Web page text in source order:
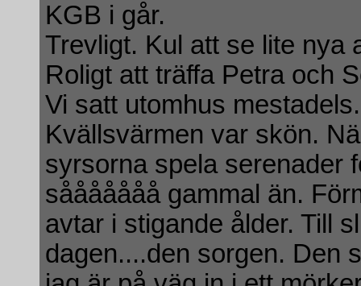
KGB i går.
Trevligt. Kul att se lite nya
Roligt att träffa Petra och
Vi satt utomhus
Kvällsvärmen var skön.
syrsorna spela serenader
sååååååå gammal än.
avtar i stigande ålder. Till
dagen....den sorgen. Den